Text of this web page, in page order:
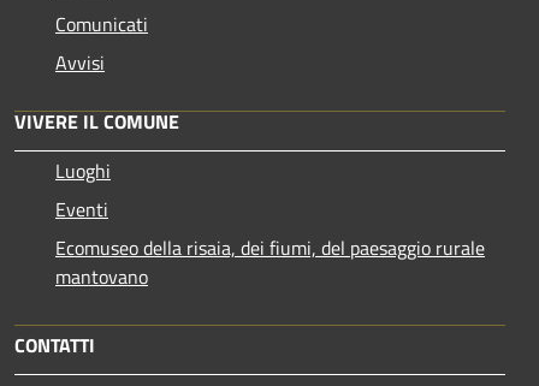
Comunicati
Avvisi
VIVERE IL COMUNE
Luoghi
Eventi
Ecomuseo della risaia, dei fiumi, del paesaggio rurale
mantovano
CONTATTI